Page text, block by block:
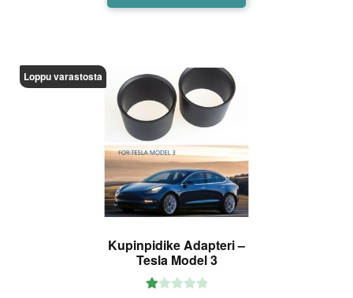
Loppu varastosta
Kupinpidike Adapteri –
Tesla Model 3